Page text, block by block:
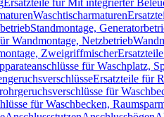
Ersatzteile für Mit integrierter
Waschtischarmaturen
Standmontage,
Wandmontage, Netzbetrieb
Zweigriffmischer
für Waschplatz,
Ersatzteile für
für
für Waschbecken,